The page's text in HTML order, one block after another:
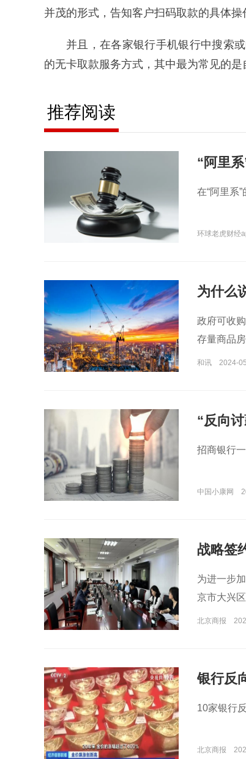
并茂的形式，告知客户扫码取款的具体操
并且，在各家银行手机银行中搜索
的无卡取款服务方式，其中最为常见的是
推荐阅读
“阿里
在“阿里系
环球老虎财经
为什么
政府可收
存量商品
和讯 2024-
“反向
招商银行
中国小康网
战略签
为进一步
京市大兴
北京商报
银行反
10家银行
北京商报